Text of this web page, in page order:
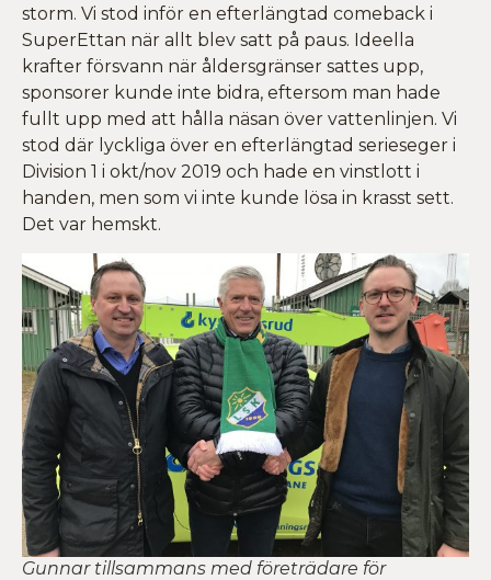
storm. Vi stod inför en efterlängtad comeback i
SuperEttan när allt blev satt på paus. Ideella
krafter försvann när åldersgränser sattes upp,
sponsorer kunde inte bidra, eftersom man hade
fullt upp med att hålla näsan över vattenlinjen. Vi
stod där lyckliga över en efterlängtad serieseger i
Division 1 i okt/nov 2019 och hade en vinstlott i
handen, men som vi inte kunde lösa in krasst sett.
Det var hemskt.
Gunnar tillsammans med företrädare för